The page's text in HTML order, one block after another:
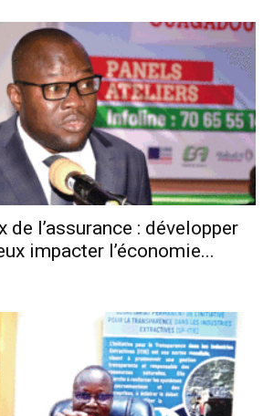
de l’assurance : développer
impacter l’économie...